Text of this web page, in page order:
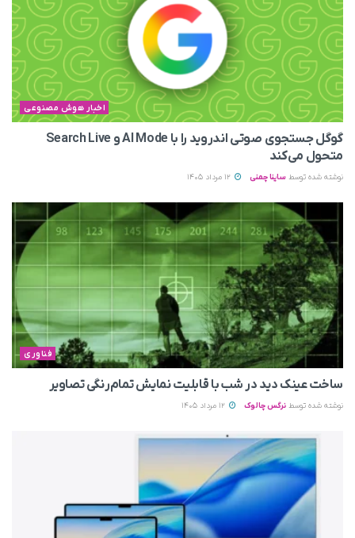
اخبار هوش مصنوعی
گوگل جستجوی صوتی اندروید را با AI Mode و Search Live
متحول می‌کند
نوشته شده توسط ساینا چمنی
فناوری
ساخت عینک دید در شب با قابلیت نمایش تمام‌رنگی تصاویر
نوشته شده توسط نرگس چالوک